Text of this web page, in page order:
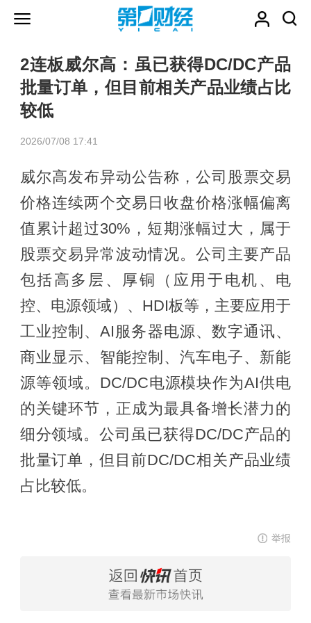
2连板威尔高：虽已获得DC/DC产品
批量订单，但目前相关产品业绩占比
较低
2026/07/08 17:41
威尔高发布异动公告称，公司股票交易
价格连续两个交易日收盘价格涨幅偏离
值累计超过30%，短期涨幅过大，属于
股票交易异常波动情况。公司主要产品
包括高多层、厚铜（应用于电机、电
控、电源领域）、HDI板等，主要应用于
工业控制、AI服务器电源、数字通讯、
商业显示、智能控制、汽车电子、新能
源等领域。DC/DC电源模块作为AI供电
的关键环节，正成为最具备增长潜力的
细分领域。公司虽已获得DC/DC产品的
批量订单，但目前DC/DC相关产品业绩
占比较低。
举报